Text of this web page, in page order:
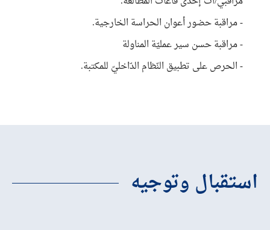
- مراقبة حضور أعوان الحراسة الخارجية.
- مراقبة حسن سير عمليّة المناولة
- الحرص على تطبيق النّظام الدّاخليّ للمكتبة.
استقبال وتوجيه